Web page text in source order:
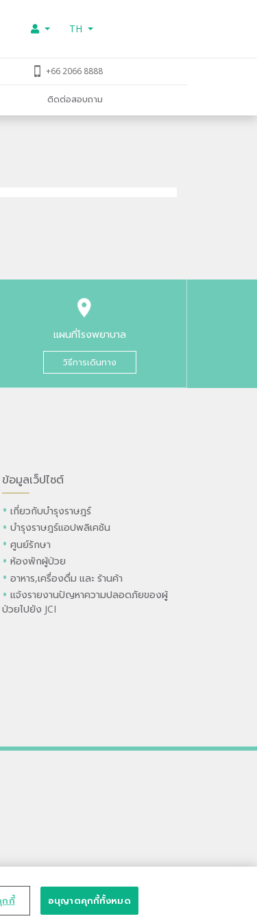
TH
+66 2066 8888
ติดต่อสอบถาม
แผนที่โรงพยาบาล
วิธีการเดินทาง
ข้อมูลเว็ปไซต์
เกี่ยวกับบำรุงราษฎร์
บำรุงราษฎร์แอปพลิเคชัน
ศูนย์รักษา
ห้องพักผู้ป่วย
อาหาร,เครื่องดื่ม และ ร้านค้า
แจ้งรายงานปัญหาความปลอดภัยของผู้
ป่วยไปยัง JCI
กกี้ อนุญาตคุกกี้ทั้งหมด